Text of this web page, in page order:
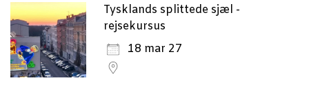
Tysklands splittede sjæl -
rejsekursus
18 mar 27